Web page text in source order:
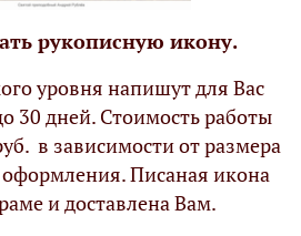
рукописную икону.
уровня напишут для Вас
30 дней. Стоимость работы
в зависимости от размера
Писаная икона
и доставлена Вам.